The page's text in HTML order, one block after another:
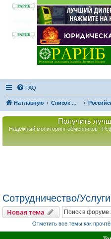
FAQ
На главную Список форумов
Получить
Надежный мониторинг обменников
Сотрудничество/Услуги
Новая тема
Отметить все темы как